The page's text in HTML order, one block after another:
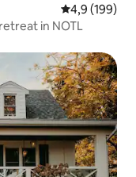
Średnia
4,9 (199)
in NOTL